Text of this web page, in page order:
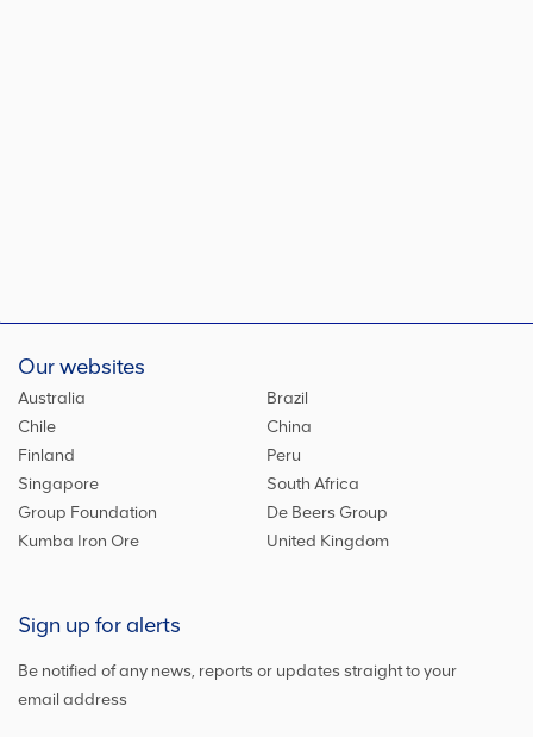
Our websites
Australia
Brazil
Chile
China
Finland
Peru
Singapore
South Africa
Group Foundation
De Beers Group
Kumba Iron Ore
United Kingdom
Sign up for alerts
Be notified of any news, reports or updates straight to your
email address